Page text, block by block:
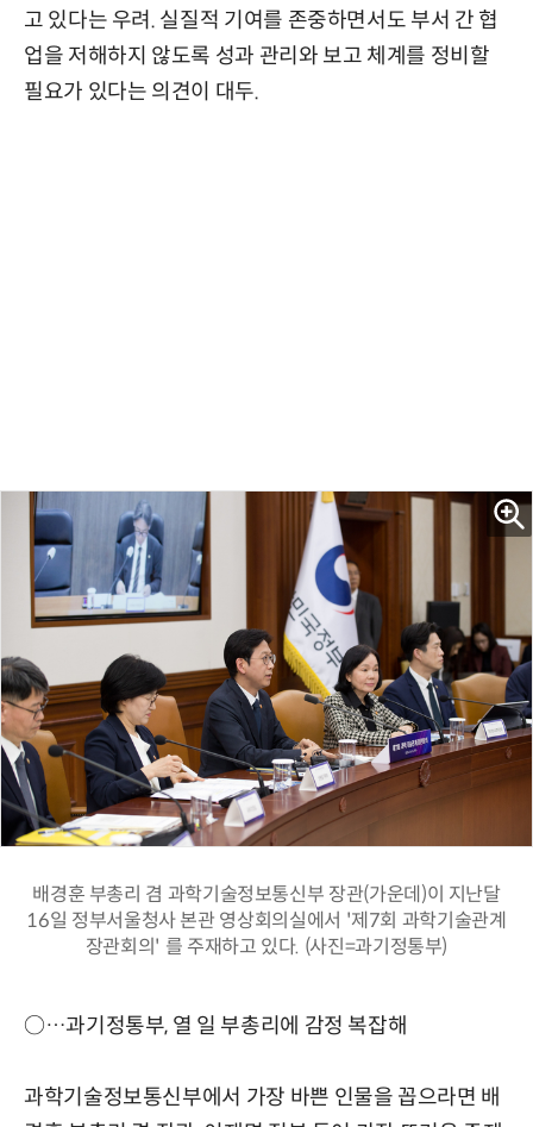
고 있다는 우려. 실질적 기여를 존중하면서도 부서 간 협
업을 저해하지 않도록 성과 관리와 보고 체계를 정비할
필요가 있다는 의견이 대두.
배경훈 부총리 겸 과학기술정보통신부 장관(가운데)이 지난달
16일 정부서울청사 본관 영상회의실에서 '제7회 과학기술관계
장관회의' 를 주재하고 있다. (사진=과기정통부)
○…과기정통부, 열 일 부총리에 감정 복잡해
과학기술정보통신부에서 가장 바쁜 인물을 꼽으라면 배